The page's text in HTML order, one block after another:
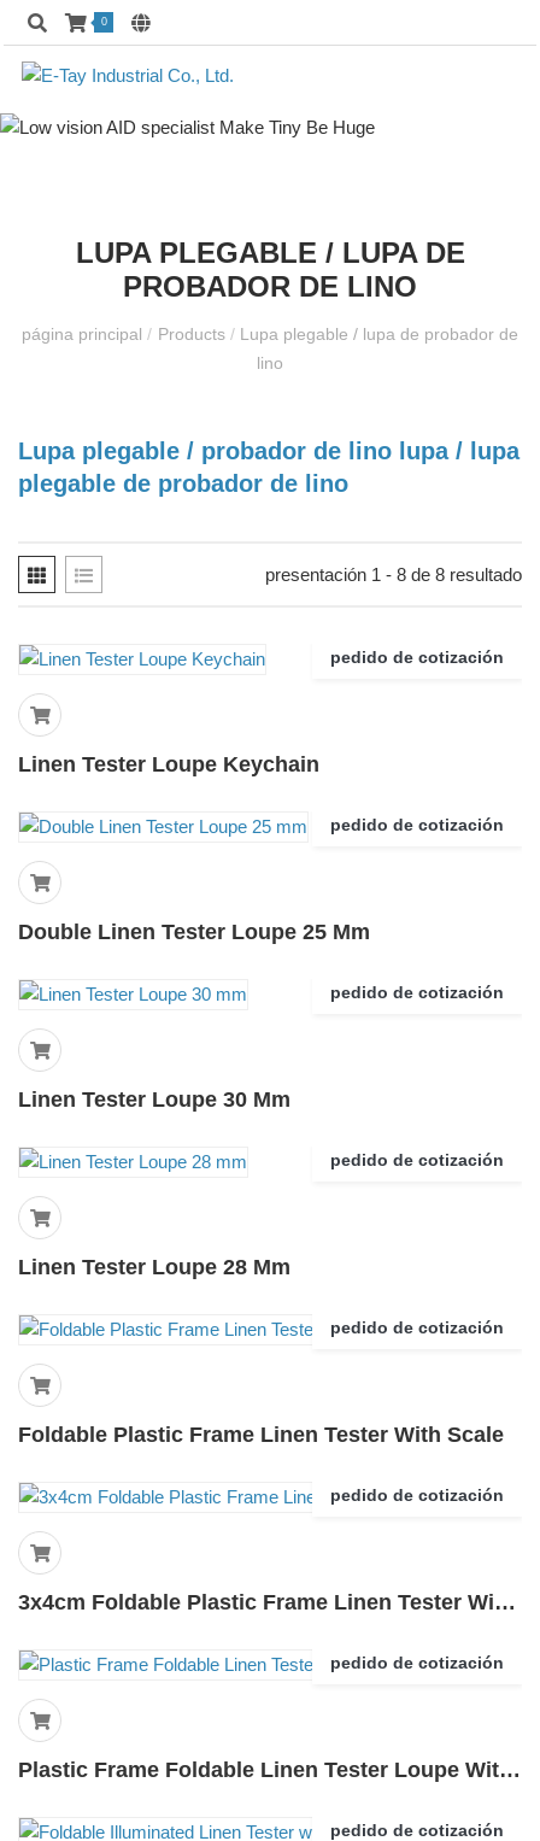
0
LUPA PLEGABLE / LUPA DE
PROBADOR DE LINO
página principal / Products / Lupa plegable / lupa de probador de
lino
Lupa plegable / probador de lino lupa / lupa
plegable de probador de lino
presentación 1 - 8 de 8 resultado
pedido de cotización
Linen Tester Loupe Keychain
pedido de cotización
Double Linen Tester Loupe 25 Mm
pedido de cotización
Linen Tester Loupe 30 Mm
pedido de cotización
Linen Tester Loupe 28 Mm
pedido de cotización
Foldable Plastic Frame Linen Tester With Scale
pedido de cotización
3x4cm Foldable Plastic Frame Linen Tester With Scale
pedido de cotización
Plastic Frame Foldable Linen Tester Loupe With Scale
pedido de cotización